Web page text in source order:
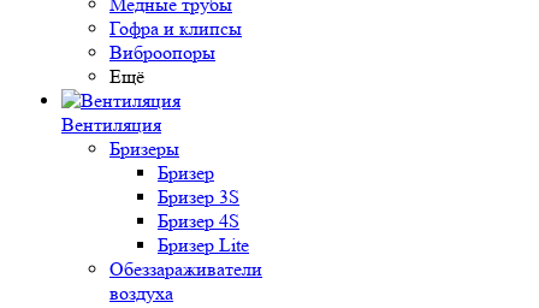
Гофра и клипсы
Виброопоры
Ещё
Вентиляция
Бризеры
Бризер
Бризер 3S
Бризер 4S
Бризер Lite
Обеззараживатели
воздуха